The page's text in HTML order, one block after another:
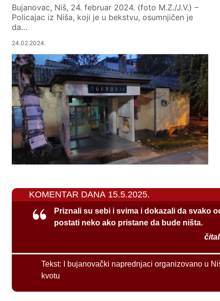
Bujanovac, Niš, 24. februar 2024. (foto M.Z./J.V.) –
Policajac iz Niša, koji je u bekstvu, osumnjičen je
da…
24.02.2024.
KOMENTAR DANA 15.5.2025.
Priznali su sebi i svima i dokazali da svako
postati neko ako pristane da bude ništa.
Tekst:
I bujanovački naprednjaci organizovano u
kvotu